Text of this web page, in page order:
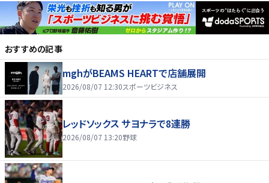
おすすめの記事
mghがBEAMS HEARTで店舗展開
2026/08/07 12:30スポーツビジネス
レッドソックス サヨナラで8連勝
2026/08/07 13:20野球